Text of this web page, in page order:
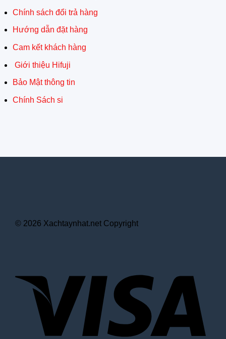
Chính sách đổi trả hàng
Hướng dẫn đặt hàng
Cam kết khách hàng
Giới thiệu Hifuji
Bảo Mật thông tin
Chính Sách si
© 2026 Xachtaynhat.net Copyright